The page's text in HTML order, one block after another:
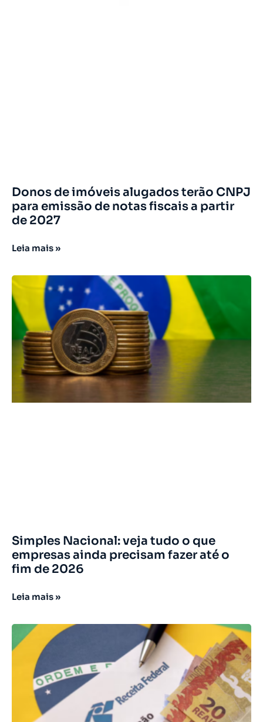
Donos de imóveis alugados terão CNPJ
para emissão de notas fiscais a partir
de 2027
Leia mais »
Simples Nacional: veja tudo o que
empresas ainda precisam fazer até o
fim de 2026
Leia mais »